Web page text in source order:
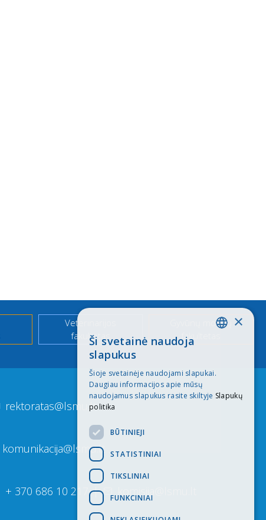
Veterinarijos
fakultetas
Gyvūnų mokslų
fakultetas
rektoratas@lsmu.lt
komunikacija@lsmu.lt
+ 370 686 10 217 |
×
Ši svetainė naudoja
slapukus
Šioje svetainėje naudojami slapukai.
Daugiau informacijos apie mūsų
naudojamus slapukus rasite skiltyje Slapukų
politika
BŪTINIEJI
STATISTINIAI
TIKSLINIAI
FUNKCINIAI